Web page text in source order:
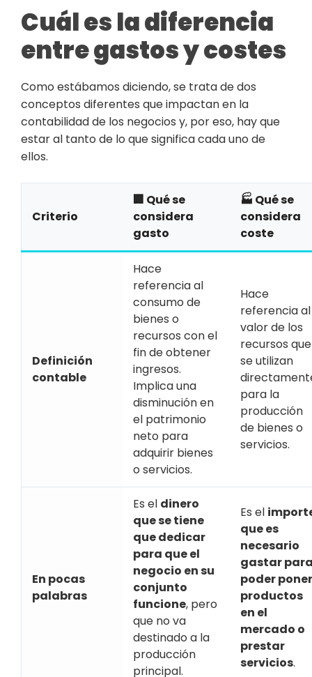
Cuál es la diferencia
entre gastos y costes
Como estábamos diciendo, se trata de dos
conceptos diferentes que impactan en la
contabilidad de los negocios y, por eso, hay que
estar al tanto de lo que significa cada uno de
ellos.
Criterio
🏢 Qué se
considera
gasto
🏭 Qué se
considera
coste
Definición
contable
Hace
referencia al
consumo de
bienes o
recursos con el
fin de obtener
ingresos.
Implica una
disminución en
el patrimonio
neto para
adquirir bienes
o servicios.
Hace
referencia al
valor de los
recursos que
se utilizan
para la
producción
de bienes o
servicios.
En pocas
palabras
Es el dinero
que se tiene
que dedicar
para que el
negocio en su
conjunto
funcione, pero
que no va
destinado a la
producción
principal.
Es el
que es
necesario
gastar
poder poner
productos
en el
mercado o
prestar
servicios.